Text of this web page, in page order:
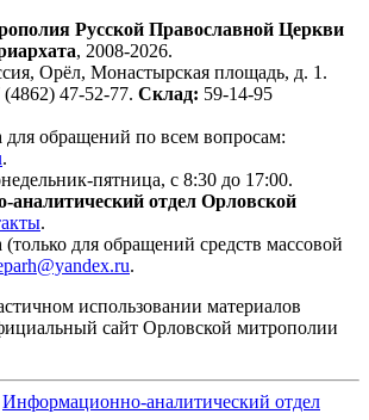
Русской Православной Церкви
, 2008-2026.
Орёл, Монастырская площадь, д. 1.
(4862) 47-52-77. Склад: 59-14-95
для обращений по всем вопросам:
.
пятница, с 8:30 до 17:00.
отдел Орловской
.
для обращений средств массовой
.
использовании материалов
сайт Орловской митрополии
Информационно-аналитический отдел